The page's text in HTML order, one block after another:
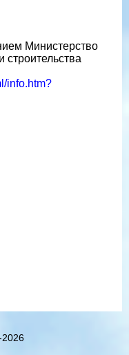
Министерство
строительства
info.htm?
2026